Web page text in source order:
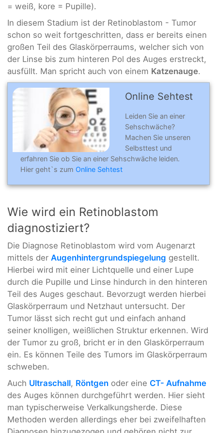
= weiß, kore = Pupille).
In diesem Stadium ist der Retinoblastom - Tumor
schon so weit fortgeschritten, dass er bereits einen
großen Teil des Glaskörperraums, welcher sich von
der Linse bis zum hinteren Pol des Auges erstreckt,
ausfüllt. Man spricht auch von einem Katzenauge.
Online Sehtest
Leiden Sie an einer
Sehschwäche?
Machen Sie unseren
Selbsttest und
erfahren Sie ob Sie an einer Sehschwäche leiden.
Hier geht`s zum Online Sehtest
Wie wird ein Retinoblastom
diagnostiziert?
Die Diagnose Retinoblastom wird vom Augenarzt
mittels der Augenhintergrundspiegelung gestellt.
Hierbei wird mit einer Lichtquelle und einer Lupe
durch die Pupille und Linse hindurch in den hinteren
Teil des Auges geschaut. Bevorzugt werden hierbei
Glaskörperraum und Netzhaut untersucht. Der
Tumor lässt sich recht gut und einfach anhand
seiner knolligen, weißlichen Struktur erkennen. Wird
der Tumor zu groß, bricht er in den Glaskörperraum
ein. Es können Teile des Tumors im Glaskörperraum
schweben.
Auch Ultraschall, Röntgen oder eine CT- Aufnahme
des Auges können durchgeführt werden. Hier sieht
man typischerweise Verkalkungsherde. Diese
Methoden werden allerdings eher bei zweifelhaften